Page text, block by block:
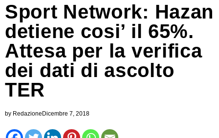
Sport Network: Hazan
detiene cosi’ il 65%.
Attesa per la verifica
dei dati di ascolto
TER
by Redazione Dicembre 7, 2018